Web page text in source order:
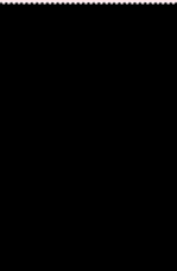
Copyright(C)2010-